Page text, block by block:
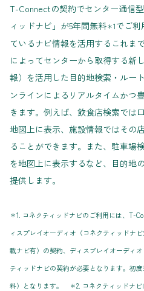
T-Connectの契約でセンター通信
ィッドナビ」が5年間無料＊1でご
ているナビ情報を活用するこれま
によってセンターから取得する新
報）を活用した目的地検索・ルー
ンラインによるリアルタイムかつ
きます。例えば、飲食店検索では
地図上に表示、施設情報ではその
ることができます。また、駐車場
を地図上に表示するなど、目的地
提供します。
＊1. コネクティッドナビのご利用には、T-
ィスプレイオーディオ（コネクティッドナ
載ナビ有）の契約、ディスプレイオーディ
ティッドナビの契約が必要となります。初
料）となります。 ＊2. コネクティッドナ